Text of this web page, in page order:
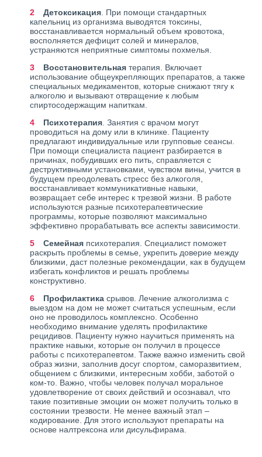
Детоксикация . При помощи стандартных
капельниц из организма выводятся токсины,
восстанавливается нормальный объем кровотока,
восполняется дефицит солей и минералов,
устраняются неприятные симптомы похмелья.
Восстановительная терапия. Включает
использование общеукрепляющих препаратов, а также
специальных медикаментов, которые снижают тягу к
алкоголю и вызывают отвращение к любым
спиртосодержащим напиткам.
Психотерапия . Занятия с врачом могут
проводиться на дому или в клинике. Пациенту
предлагают индивидуальные или групповые сеансы.
При помощи специалиста пациент разбирается в
причинах, побудивших его пить, справляется с
деструктивными установками, чувством вины, учится в
будущем преодолевать стресс без алкоголя,
восстанавливает коммуникативные навыки,
возвращает себе интерес к трезвой жизни. В работе
используются разные психотерапевтические
программы, которые позволяют максимально
эффективно прорабатывать все аспекты зависимости.
Семейная психотерапия. Специалист поможет
раскрыть проблемы в семье, укрепить доверие между
близкими, даст полезные рекомендации, как в будущем
избегать конфликтов и решать проблемы
конструктивно.
Профилактика срывов. Лечение алкоголизма с
выездом на дом не может считаться успешным, если
оно не проводилось комплексно. Особенно
необходимо внимание уделять профилактике
рецидивов. Пациенту нужно научиться применять на
практике навыки, которые он получил в процессе
работы с психотерапевтом. Также важно изменить свой
образ жизни, заполнив досуг спортом, саморазвитием,
общением с близкими, интересным хобби, заботой о
ком-то. Важно, чтобы человек получал моральное
удовлетворение от своих действий и осознавал, что
такие позитивные эмоции он может получить только в
состоянии трезвости. Не менее важный этап –
кодирование. Для этого используют препараты на
основе налтрексона или дисульфирама.